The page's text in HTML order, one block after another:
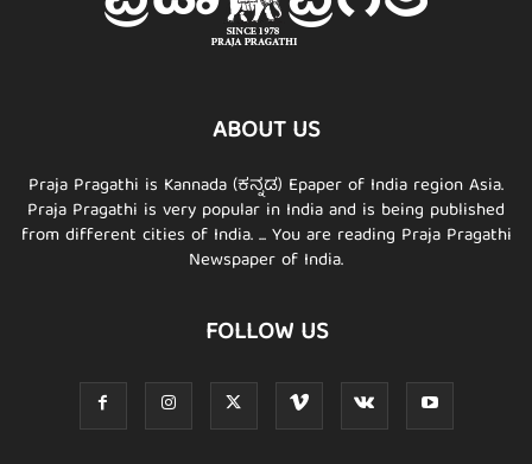
ABOUT US
Praja Pragathi is Kannada (ಕನ್ನಡ) Epaper of India region Asia.
Praja Pragathi is very popular in India and is being published
from different cities of India. ... You are reading Praja Pragathi
Newspaper of India.
FOLLOW US